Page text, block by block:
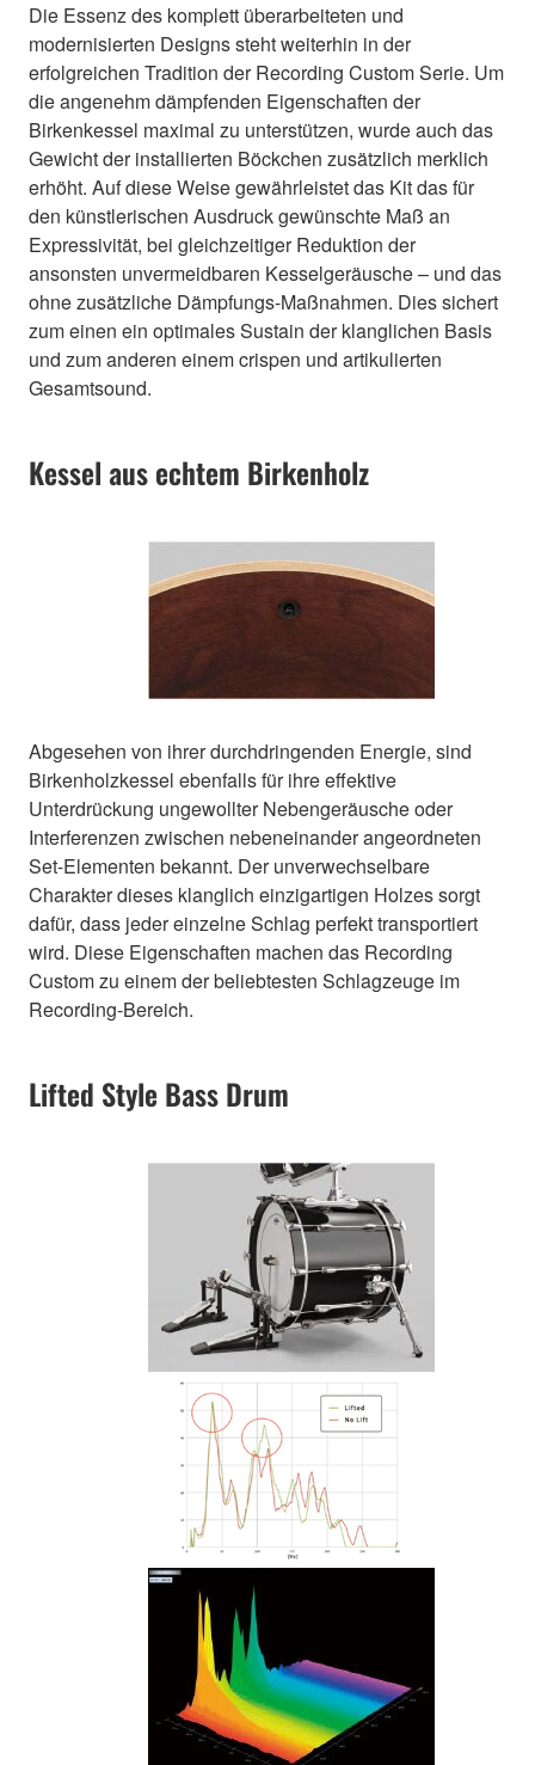
Die Essenz des komplett überarbeiteten und
modernisierten Designs steht weiterhin in der
erfolgreichen Tradition der Recording Custom Serie. Um
die angenehm dämpfenden Eigenschaften der
Birkenkessel maximal zu unterstützen, wurde auch das
Gewicht der installierten Böckchen zusätzlich merklich
erhöht. Auf diese Weise gewährleistet das Kit das für
den künstlerischen Ausdruck gewünschte Maß an
Expressivität, bei gleichzeitiger Reduktion der
ansonsten unvermeidbaren Kesselgeräusche – und das
ohne zusätzliche Dämpfungs-Maßnahmen. Dies sichert
zum einen ein optimales Sustain der klanglichen Basis
und zum anderen einem crispen und artikulierten
Gesamtsound.
Kessel aus echtem Birkenholz
Abgesehen von ihrer durchdringenden Energie, sind
Birkenholzkessel ebenfalls für ihre effektive
Unterdrückung ungewollter Nebengeräusche oder
Interferenzen zwischen nebeneinander angeordneten
Set-Elementen bekannt. Der unverwechselbare
Charakter dieses klanglich einzigartigen Holzes sorgt
dafür, dass jeder einzelne Schlag perfekt transportiert
wird. Diese Eigenschaften machen das Recording
Custom zu einem der beliebtesten Schlagzeuge im
Recording-Bereich.
Lifted Style Bass Drum